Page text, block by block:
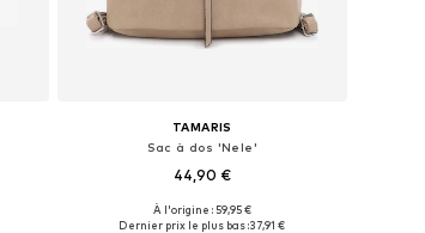
TAMARIS
Sac à dos 'Nele'
44,90 €
+4
Tailles disponibles: One Size
À l'origine : 59,95 €
Dernier prix le plus bas :37,91 €